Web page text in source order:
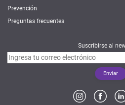
Prevención
Preguntas frecuentes
Suscribirse al